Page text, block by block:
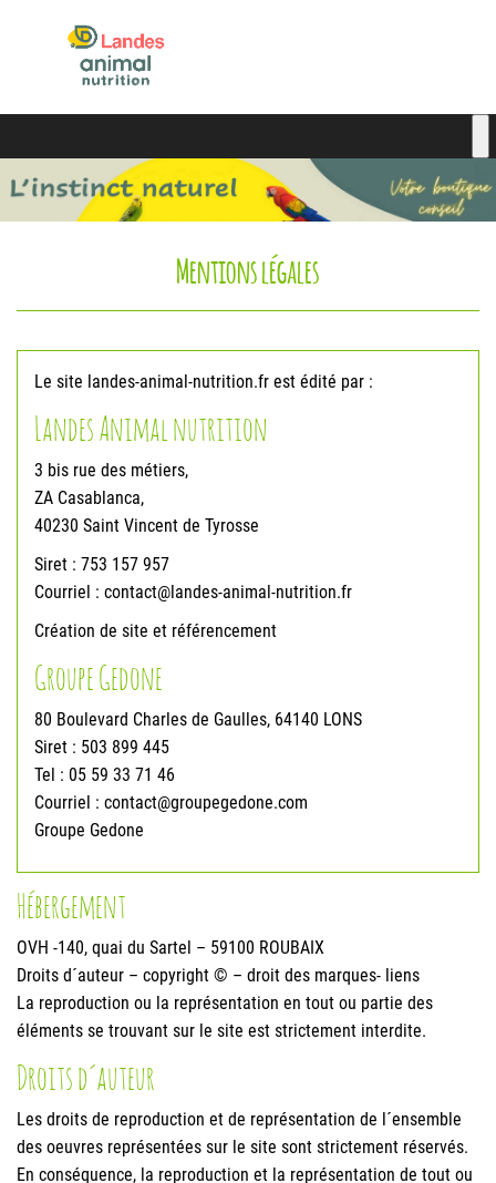
Mentions légales
Le site landes-animal-nutrition.fr est édité par :
Landes Animal nutrition
3 bis rue des métiers,
ZA Casablanca,
40230 Saint Vincent de Tyrosse
Siret : 753 157 957
Courriel : contact@landes-animal-nutrition.fr
Création de site et référencement
Groupe Gedone
80 Boulevard Charles de Gaulles, 64140 LONS
Siret : 503 899 445
Tel : 05 59 33 71 46
Courriel : contact@groupegedone.com
Groupe Gedone
Hébergement
OVH -140, quai du Sartel – 59100 ROUBAIX
Droits d´auteur – copyright © – droit des marques- liens
La reproduction ou la représentation en tout ou partie des
éléments se trouvant sur le site est strictement interdite.
Droits d´auteur
Les droits de reproduction et de représentation de l´ensemble
des oeuvres représentées sur le site sont strictement réservés.
En conséquence, la reproduction et la représentation de tout ou